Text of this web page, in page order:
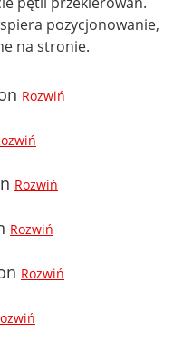
pozycjonowanie,
na stronie.
Rozwiń
Rozwiń
Rozwiń
Rozwiń